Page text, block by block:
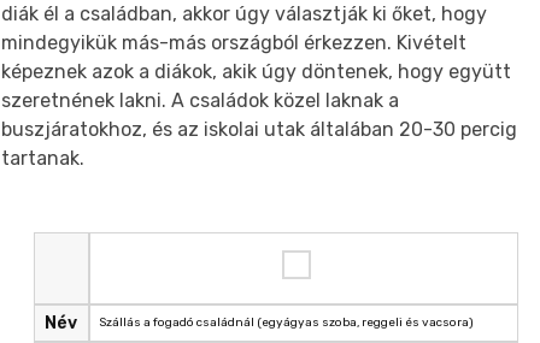
diák él a családban, akkor úgy választják ki őket, hogy
mindegyikük más-más országból érkezzen. Kivételt
képeznek azok a diákok, akik úgy döntenek, hogy együtt
szeretnének lakni. A családok közel laknak a
buszjáratokhoz, és az iskolai utak általában 20-30 percig
tartanak.
Név Szállás a fogadó családnál (egyágyas szoba, reggeli és vacsora)